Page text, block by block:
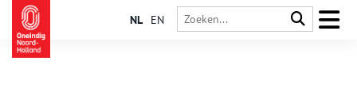
NL EN